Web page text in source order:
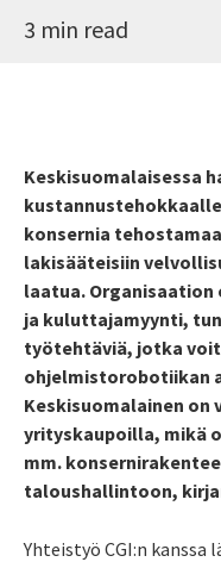
3 min read
Keskisuomalaisessa
konsernia
lakisääteisiin
laatua. Organisaation
ja kuluttajamyynti,
työtehtäviä, jotka
ohjelmistorobotiikan
Keskisuomalainen on
yrityskaupoilla, mikä
mm.
taloushallintoon,
Yhteistyö CGI:n kanssa